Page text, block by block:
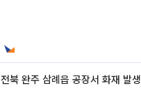
전북 완주 삼례읍 공장서 화재 발생